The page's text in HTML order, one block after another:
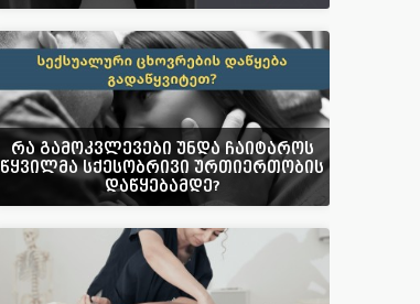
რა გამოკვლევები უნდა ჩაიტაროს
წყვილმა სქესობრივი ურთიერთობის
დაწყებამდე?